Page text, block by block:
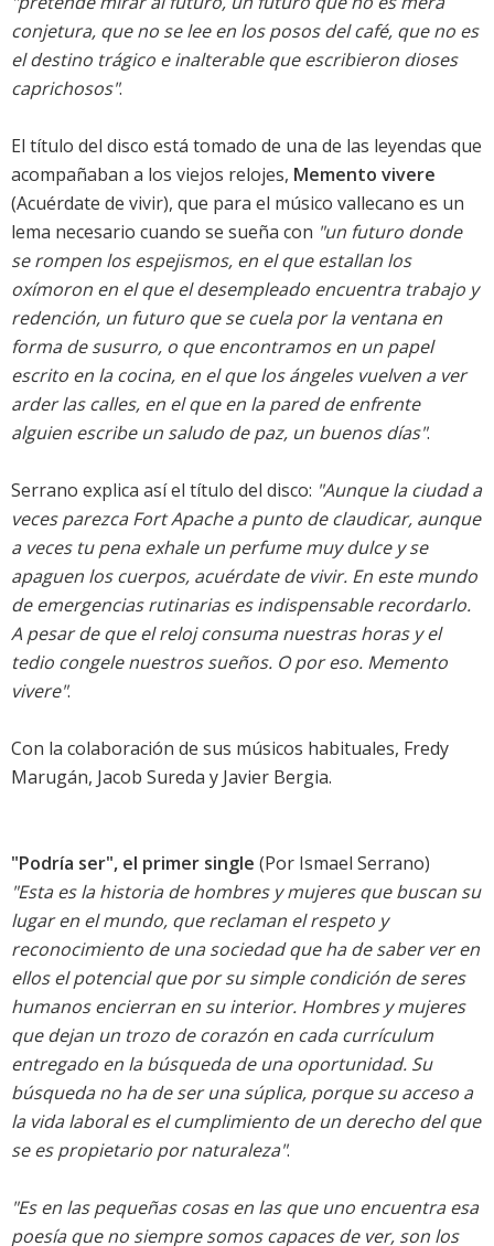
conjetura, que no se lee en los posos del café, que no es
el destino trágico e inalterable que escribieron dioses
caprichosos".
El título del disco está tomado de una de las leyendas que
acompañaban a los viejos relojes, Memento vivere
(Acuérdate de vivir), que para el músico vallecano es un
lema necesario cuando se sueña con "un futuro donde
se rompen los espejismos, en el que estallan los
oxímoron en el que el desempleado encuentra trabajo y
redención, un futuro que se cuela por la ventana en
forma de susurro, o que encontramos en un papel
escrito en la cocina, en el que los ángeles vuelven a ver
arder las calles, en el que en la pared de enfrente
alguien escribe un saludo de paz, un buenos días".
Serrano explica así el título del disco: "Aunque la ciudad a
veces parezca Fort Apache a punto de claudicar, aunque
a veces tu pena exhale un perfume muy dulce y se
apaguen los cuerpos, acuérdate de vivir. En este mundo
de emergencias rutinarias es indispensable recordarlo.
A pesar de que el reloj consuma nuestras horas y el
tedio congele nuestros sueños. O por eso. Memento
vivere".
Con la colaboración de sus músicos habituales, Fredy
Marugán, Jacob Sureda y Javier Bergia.
"Podría ser", el primer single (Por Ismael Serrano)
"Esta es la historia de hombres y mujeres que buscan su
lugar en el mundo, que reclaman el respeto y
reconocimiento de una sociedad que ha de saber ver en
ellos el potencial que por su simple condición de seres
humanos encierran en su interior. Hombres y mujeres
que dejan un trozo de corazón en cada currículum
entregado en la búsqueda de una oportunidad. Su
búsqueda no ha de ser una súplica, porque su acceso a
la vida laboral es el cumplimiento de un derecho del que
se es propietario por naturaleza".
"Es en las pequeñas cosas en las que uno encuentra esa
poesía que no siempre somos capaces de ver, son los